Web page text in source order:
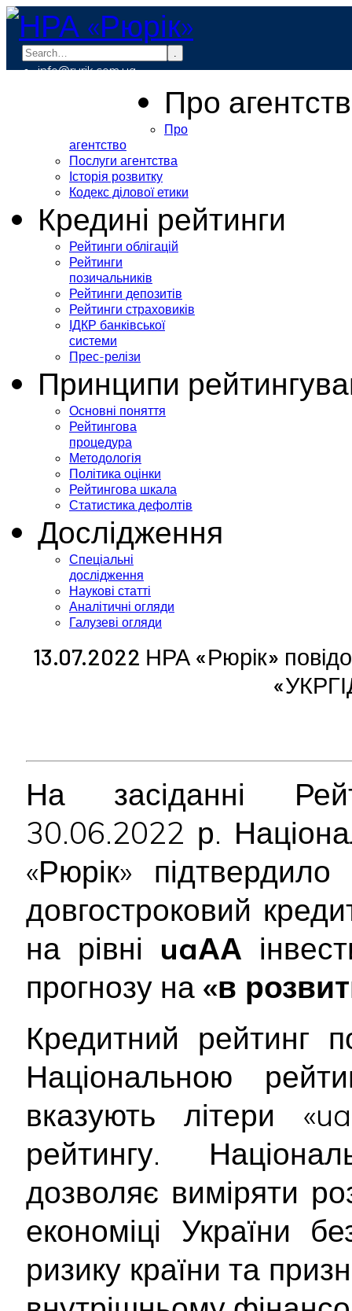
.
info@rurik.com.ua
Про
Про
агентство
Послуги агентства
Історія розвитку
Кодекс ділової етики
Кредині рейтинги
Рейтинги облігацій
Рейтинги
позичальників
Рейтинги депозитів
Рейтинги страховиків
ІДКР банківської
системи
Прес-релізи
Принципи
Основні поняття
Рейтингова
процедура
Методологія
Політика оцінки
Рейтингова шкала
Статистика дефолтів
Дослідження
Спеціальні
дослідження
Наукові статті
Аналітичні огляди
Галузеві огляди
13.07.2022 НРА «Рюрік»
На засіданні
30.06.2022 р.
«Рюрік»
довгостроковий
на рівні uaАА
прогнозу на «в
Кредитний рейтинг
Національною
вказують літери
рейтингу.
дозволяє виміряти
економіці України
ризику країни та